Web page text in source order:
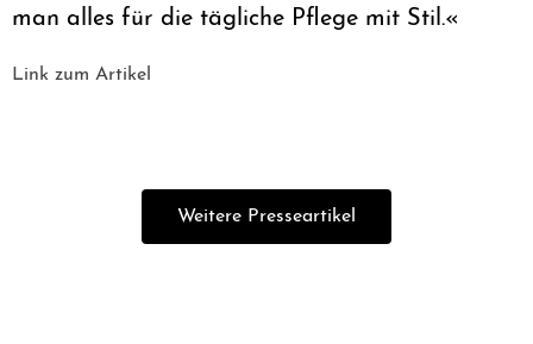
man alles für die tägliche Pflege mit Stil.«
Link zum Artikel
Weitere Presseartikel